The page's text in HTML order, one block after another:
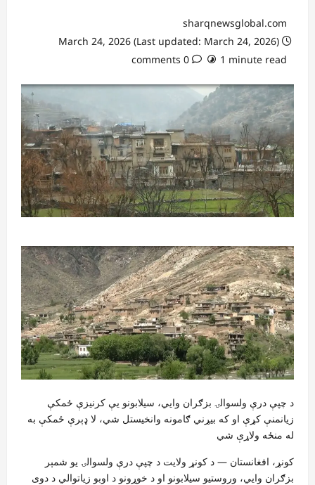
sharqnewsglobal.com
1 minute read
0 comments
د چپې درې ولسوالۍ بزګران وایي، سیلابونو یې کرنیزې ځمکې
زیانمنې کړې او که بیړني ګامونه وانخیستل شي، لا ډېرې ځمکې به
له منځه ولاړې شي
کونړ، افغانستان — د کونړ ولایت د چپې درې ولسوالۍ یو شمېر
بزګران وايي، وروستیو سیلابونو او د خوړونو د اوبو زیاتوالي د دوی